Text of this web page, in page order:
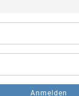
Anmelden